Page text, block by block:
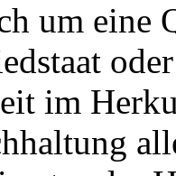
um
im